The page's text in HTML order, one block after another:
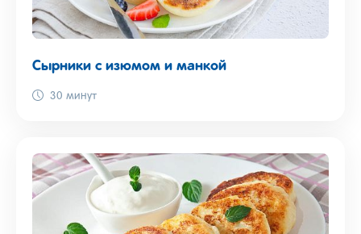
Сырники с изюмом и манкой
30 минут